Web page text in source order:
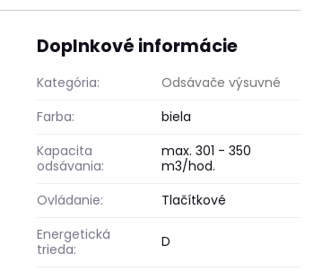
Doplnkové informácie
Kategória:
Odsávače výsuvné
Farba:
biela
Kapacita
odsávania:
max. 301 - 350
m3/hod.
Ovládanie:
Tlačítkové
Energetická
trieda:
D